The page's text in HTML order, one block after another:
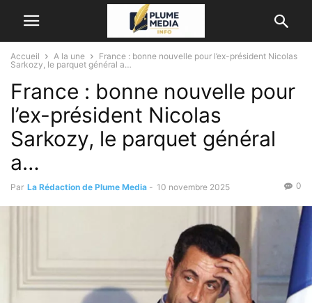
Accueil A la une
France : bonne nouvelle pour l’ex-président Nicolas
Sarkozy, le parquet général a…
France : bonne nouvelle pour
l’ex-président Nicolas
Sarkozy, le parquet général
a…
Par La Rédaction de Plume Media - 10 novembre 2025 0